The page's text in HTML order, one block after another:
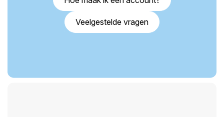
Veelgestelde vragen